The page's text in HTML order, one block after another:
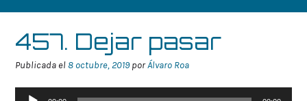
457. Dejar pasar
Publicada el 8 octubre, 2019porÁlvaro Roa
Reproductor